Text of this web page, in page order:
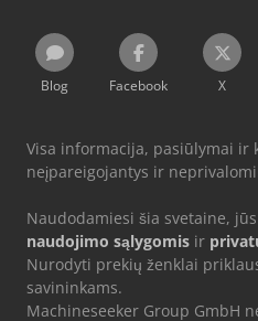
Blog Facebook X
Visa informacija, pasiūlymai ir
neįpareigojantys ir
Naudodamiesi šia svetaine,
naudojimo sąlygomis ir
Nurodyti prekių ženklai
savininkams.
Machineseeker Group GmbH